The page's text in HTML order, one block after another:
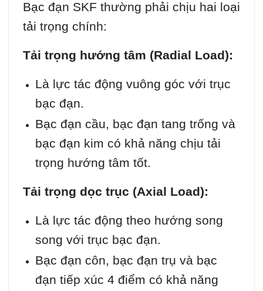
Bạc đạn SKF thường phải chịu hai loại
tải trọng chính:
Tải trọng hướng tâm (Radial Load):
Là lực tác động vuông góc với trục
bạc đạn.
Bạc đạn cầu, bạc đạn tang trống và
bạc đạn kim có khả năng chịu tải
trọng hướng tâm tốt.
Tải trọng dọc trục (Axial Load):
Là lực tác động theo hướng song
song với trục bạc đạn.
Bạc đạn côn, bạc đạn trụ và bạc
đạn tiếp xúc 4 điểm có khả năng